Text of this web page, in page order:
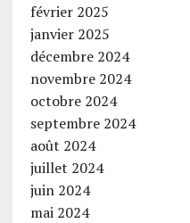
février 2025
janvier 2025
décembre 2024
novembre 2024
octobre 2024
septembre 2024
août 2024
juillet 2024
juin 2024
mai 2024